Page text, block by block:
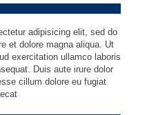
adipisicing elit, sed do
et dolore magna aliqua. Ut
exercitation ullamco laboris
Duis aute irure dolor
cillum dolore eu fugiat